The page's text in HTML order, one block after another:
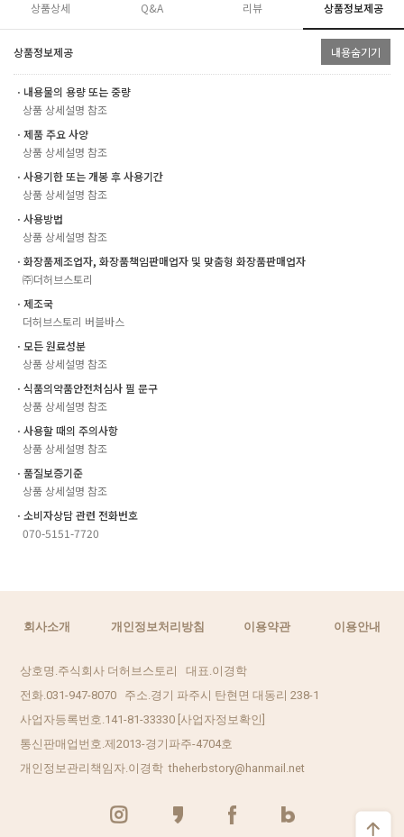
상품상세 Q&A 리뷰 상품정보제공
상품정보제공 내용숨기기
ㆍ내용물의 용량 또는 중량
상품 상세설명 참조
ㆍ제품 주요 사양
상품 상세설명 참조
ㆍ사용기한 또는 개봉 후 사용기간
상품 상세설명 참조
ㆍ사용방법
상품 상세설명 참조
ㆍ화장품제조업자, 화장품책임판매업자 및 맞춤형 화장품판매업자
㈜더허브스토리
ㆍ제조국
더허브스토리 버블바스
ㆍ모든 원료성분
상품 상세설명 참조
ㆍ식품의약품안전처심사 필 문구
상품 상세설명 참조
ㆍ사용할 때의 주의사항
상품 상세설명 참조
ㆍ품질보증기준
상품 상세설명 참조
ㆍ소비자상담 관련 전화번호
070-5151-7720
회사소개 개인정보처리방침 이용약관 이용안내
상호명.주식회사 더허브스토리 대표.이경학
전화.031-947-8070 주소.경기 파주시 탄현면 대동리 238-1
사업자등록번호.141-81-33330 [사업자정보확인]
통신판매업번호.제2013-경기파주-4704호
개인정보관리책임자.이경학 theherbstory@hanmail.net